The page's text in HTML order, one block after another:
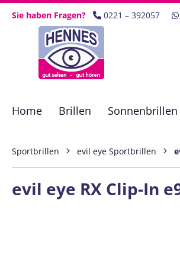
Hauptinhalt springen
Zur Suche springen
Zur Hauptnavigation springen
Sie haben Fragen? 0221 – 392057
Home Brillen Sonnenbrillen
Sportbrillen evil eye Sportbrillen
evil eye RX Clip-In